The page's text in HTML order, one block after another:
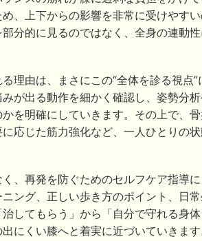
め、上下からの影響を非常に受けやす
分的に見るのではなく、全身の連動
理由は、まさにこの“全体を診る視点
が出る動作を細かく確認し、姿勢分析
を明確にしていきます。その上で、
応じた筋力強化など、一人ひとりの
、再発を防ぐためのセルフケア指導
ング、正しい歩き方のポイント、日
してもらう」から「自分で守れる身
にくい膝へと着実に近づいていきます